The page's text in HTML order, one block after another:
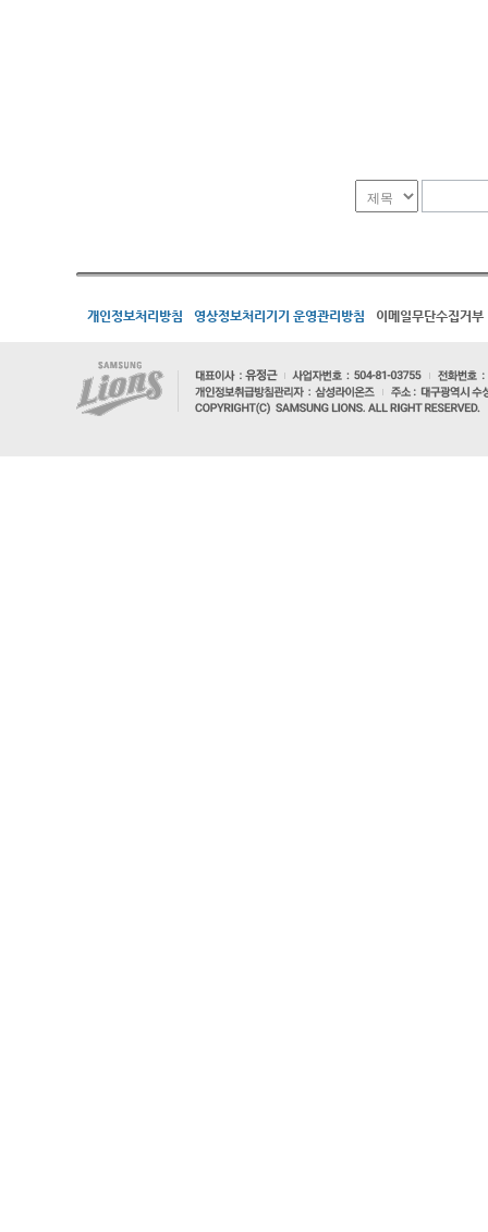
개인정보처리방침 영상정보처리기기 운영관리방침 이메일무단수집거부